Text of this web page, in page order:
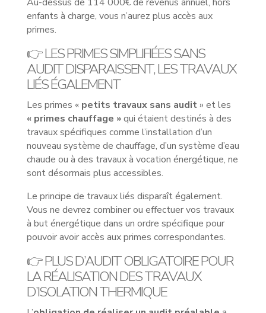
enfants à charge, vous n’aurez plus accès aux
primes.
👉 LES PRIMES SIMPLIFIÉES SANS
AUDIT DISPARAISSENT, LES TRAVAUX
LIÉS ÉGALEMENT
Les primes « petits travaux sans audit» et les
« primes chauffage »qui étaient destinés à des
travaux spécifiques comme l’installation d’un
nouveau système de chauffage, d’un système d’eau
chaude ou à des travaux à vocation énergétique, ne
sont désormais plus accessibles.
Le principe de travaux liés disparaît également.
Vous ne devrez combiner ou effectuer vos travaux
à but énergétique dans un ordre spécifique pour
pouvoir avoir accès aux primes correspondantes.
👉 PLUS D’AUDIT OBLIGATOIRE POUR
LA RÉALISATION DES TRAVAUX
D’ISOLATION THERMIQUE